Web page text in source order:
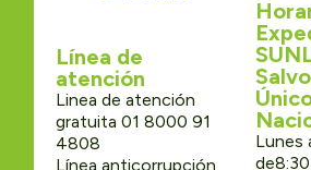
Línea de
atención
Linea de atención
gratuita 01 8000 91
4808
Línea anticorrupción
Lunes
de8:30